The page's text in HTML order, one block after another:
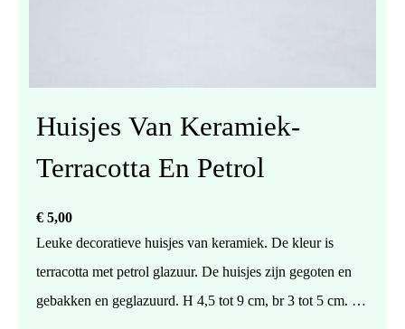
Huisjes Van Keramiek-
Terracotta En Petrol
€ 5,00
Leuke decoratieve huisjes van keramiek. De kleur is
terracotta met petrol glazuur. De huisjes zijn gegoten en
gebakken en geglazuurd. H 4,5 tot 9 cm, br 3 tot 5 cm. De